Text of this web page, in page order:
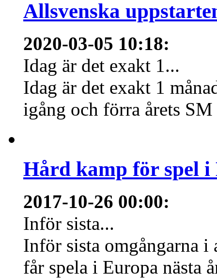
Allsvenska
2020-03-05 10:18:
Idag är det exakt 1...
Idag är det exakt 1
igång och förra årets
Hård kamp för spel i
2017-10-26 00:00:
Inför sista...
Inför sista omgångarna
får spela i Europa nästa